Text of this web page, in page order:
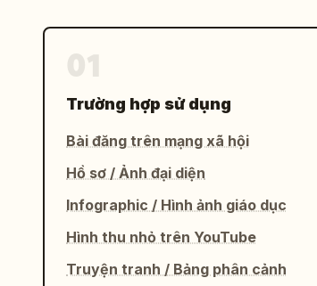
Trường hợp sử dụng
Bài đăng trên mạng xã hội
Hồ sơ / Ảnh đại diện
Infographic / Hình ảnh giáo dục
Hình thu nhỏ trên YouTube
Truyện tranh / Bảng phân cảnh